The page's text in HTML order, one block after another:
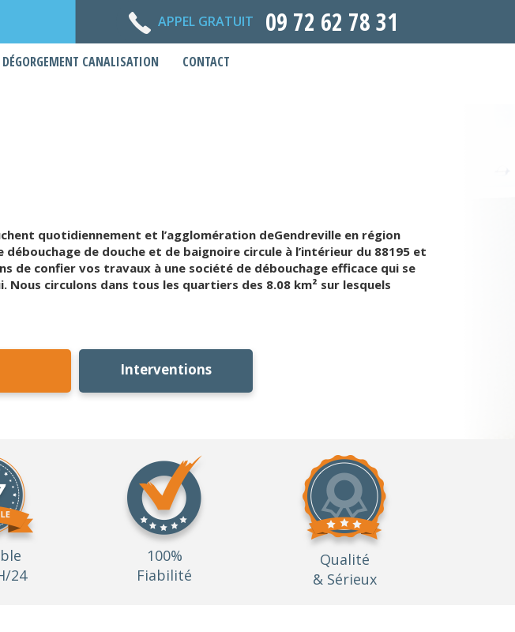
APPEL GRATUIT 09 72 62 78 31
DÉGORGEMENT CANALISATION CONTACT
quotidiennement et l’agglomération deGendreville en région
de douche et de baignoire circule à l’intérieur du 88195 et
de confier vos travaux à une société de débouchage efficace qui se
circulons dans tous les quartiers des 8.08 km² sur lesquels
Interventions
24
100%
Fiabilité
Qualité
& Sérieux